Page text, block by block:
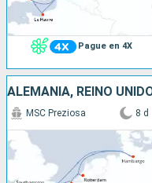
Pague en 4X
MSC Preziosa 8 d